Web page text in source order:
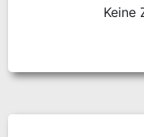
Keine